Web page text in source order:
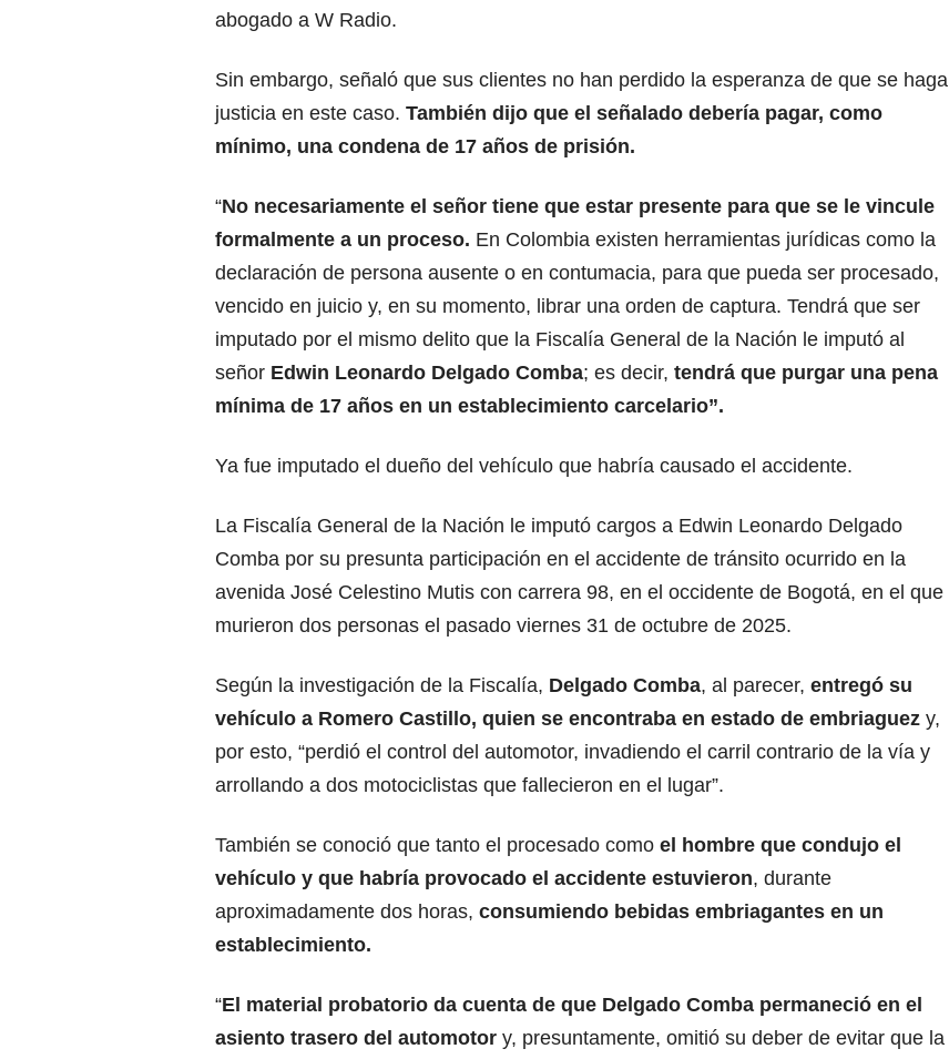
abogado a W Radio.
Sin embargo, señaló que sus clientes no han perdido la esperanza de que se haga
justicia en este caso. También dijo que el señalado debería pagar, como
mínimo, una condena de 17 años de prisión.
“No necesariamente el señor tiene que estar presente para que se le vincule
formalmente a un proceso. En Colombia existen herramientas jurídicas como la
declaración de persona ausente o en contumacia, para que pueda ser procesado,
vencido en juicio y, en su momento, librar una orden de captura. Tendrá que ser
imputado por el mismo delito que la Fiscalía General de la Nación le imputó al
señor Edwin Leonardo Delgado Comba; es decir, tendrá que purgar una pena
mínima de 17 años en un establecimiento carcelario”.
Ya fue imputado el dueño del vehículo que habría causado el accidente.
La Fiscalía General de la Nación le imputó cargos a Edwin Leonardo Delgado
Comba por su presunta participación en el accidente de tránsito ocurrido en la
avenida José Celestino Mutis con carrera 98, en el occidente de Bogotá, en el que
murieron dos personas el pasado viernes 31 de octubre de 2025.
Según la investigación de la Fiscalía, Delgado Comba, al parecer, entregó su
vehículo a Romero Castillo, quien se encontraba en estado de embriaguez y,
por esto, “perdió el control del automotor, invadiendo el carril contrario de la vía y
arrollando a dos motociclistas que fallecieron en el lugar”.
También se conoció que tanto el procesado como el hombre que condujo el
vehículo y que habría provocado el accidente estuvieron, durante
aproximadamente dos horas, consumiendo bebidas embriagantes en un
establecimiento.
“El material probatorio da cuenta de que Delgado Comba permaneció en el
asiento trasero del automotor y, presuntamente, omitió su deber de evitar que la